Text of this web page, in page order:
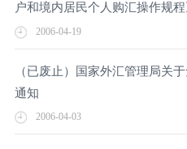
户和境内居民个人购汇操作规
2006-04-19
（已废止）国家外汇管理局关
通知
2006-04-03